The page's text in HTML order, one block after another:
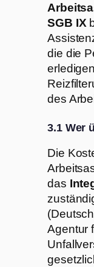
SGB IX
die die
des
3.1 Wer
Die
das
Agentur